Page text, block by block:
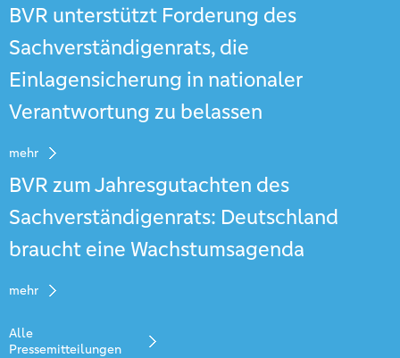
BVR unterstützt Forderung des
Sachverständigenrats, die
Einlagensicherung in nationaler
Verantwortung zu belassen
mehr
BVR zum Jahresgutachten des
Sachverständigenrats: Deutschland
braucht eine Wachstumsagenda
mehr
Alle
Pressemitteilungen